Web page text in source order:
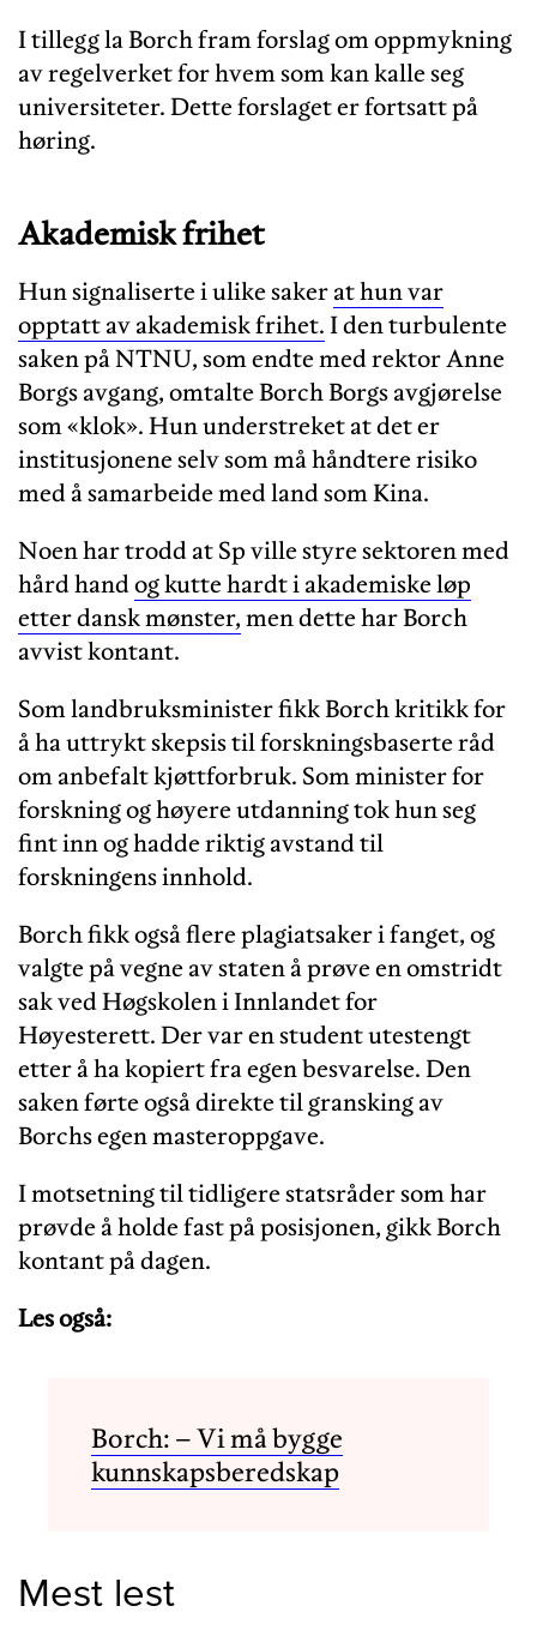
I tillegg la Borch fram forslag om oppmykning
av regelverket for hvem som kan kalle seg
universiteter. Dette forslaget er fortsatt på
høring.
Akademisk frihet
Hun signaliserte i ulike sakerat hun var
opptatt av akademisk frihet.I den turbulente
saken på NTNU, som endte med rektor Anne
Borgs avgang, omtalte Borch Borgs avgjørelse
som «klok». Hun understreket at det er
institusjonene selv som må håndtere risiko
med å samarbeide med land som Kina.
Noen har trodd at Sp ville styre sektoren med
hård handog kutte hardt i akademiske løp
etter dansk mønster,men dette har Borch
avvist kontant.
Som landbruksminister fikk Borch kritikk for
å ha uttrykt skepsis til forskningsbaserte råd
om anbefalt kjøttforbruk. Som minister for
forskning og høyere utdanning tok hun seg
fint inn og hadde riktig avstand til
forskningens innhold.
Borch fikk også flere plagiatsaker i fanget, og
valgte på vegne av staten å prøve en omstridt
sak ved Høgskolen i Innlandet for
Høyesterett. Der var en student utestengt
etter å ha kopiert fra egen besvarelse. Den
saken førte også direkte til gransking av
Borchs egen masteroppgave.
I motsetning til tidligere statsråder som har
prøvde å holde fast på posisjonen, gikk Borch
kontant på dagen.
Les også:
Borch: – Vi må bygge
kunnskapsberedskap
Mest lest